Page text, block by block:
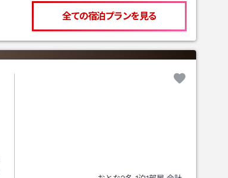
全ての宿泊プランを見る